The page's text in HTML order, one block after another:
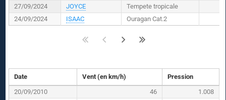
27/09/2024
JOYCE
Tempete tropicale
24/09/2024
ISAAC Ouragan Cat.2
Date Vent (en km/h)
Pression
20/09/2010
46
1.008